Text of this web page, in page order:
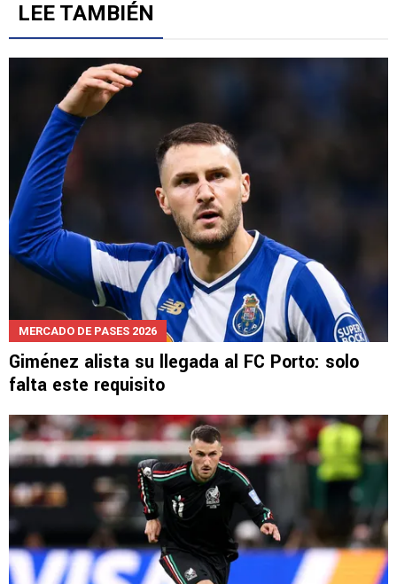
LEE TAMBIÉN
MERCADO DE PASES 2026
Giménez alista su llegada al FC Porto: solo
falta este requisito